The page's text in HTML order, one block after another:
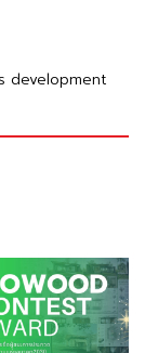
development